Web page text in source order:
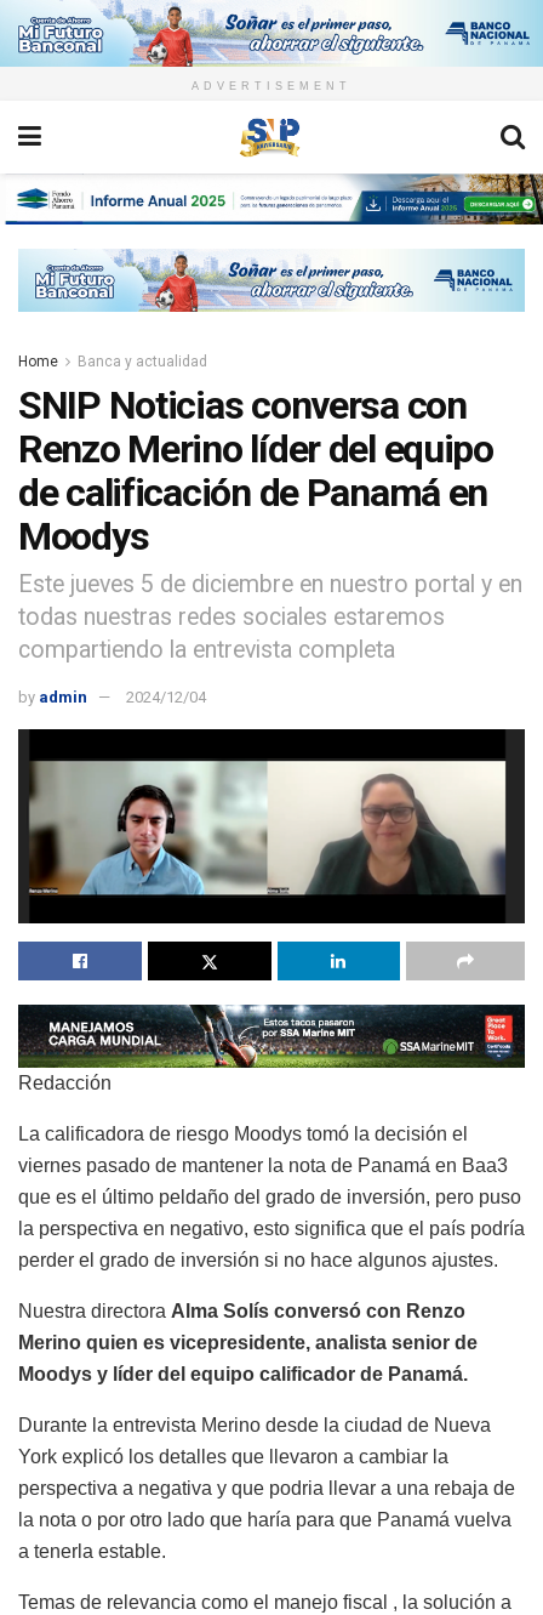
ADVERTISEMENT
Home Banca y actualidad
SNIP Noticias conversa con
Renzo Merino líder del equipo
de calificación de Panamá en
Moodys
Este jueves 5 de diciembre en nuestro portal y en
todas nuestras redes sociales estaremos
compartiendo la entrevista completa
by admin 2024/12/04
Redacción
La calificadora de riesgo Moodys tomó la decisión el
viernes pasado de mantener la nota de Panamá en Baa3
que es el último peldaño del grado de inversión, pero puso
la perspectiva en negativo, esto significa que el país podría
perder el grado de inversión si no hace algunos ajustes.
Nuestra directora Alma Solís conversó con Renzo
Merino quien es vicepresidente, analista senior de
Moodys y líder del equipo calificador de Panamá.
Durante la entrevista Merino desde la ciudad de Nueva
York explicó los detalles que llevaron a cambiar la
perspectiva a negativa y que podria llevar a una rebaja de
la nota o por otro lado que haría para que Panamá vuelva
a tenerla estable.
Temas de relevancia como el manejo fiscal , la solución a